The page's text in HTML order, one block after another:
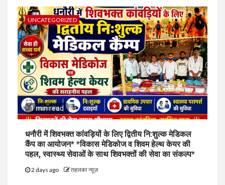
UNCATEGORIZED
1 min read
धनौरी में शिवभक्त कांवड़ियों के लिए द्वितीय नि:शुल्क मेडिकल
कैंप का आयोजन* *विकास मेडिकोज व शिवम हेल्थ केयर की
पहल, स्वास्थ्य सेवाओं के साथ शिवभक्तों की सेवा का संकल्प*
2 days ago तहलका न्यूज़